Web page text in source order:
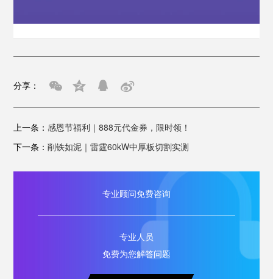
分享：
上一条：感恩节福利｜888元代金券，限时领！
下一条：削铁如泥｜雷霆60kW中厚板切割实测
专业顾问免费咨询
专业人员
免费为您解答问题